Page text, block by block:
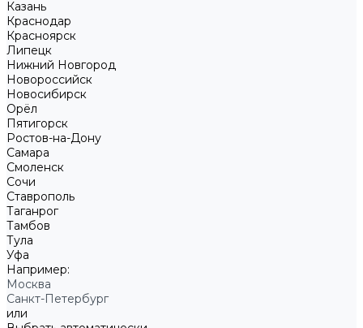
Казань
Краснодар
Красноярск
Липецк
Нижний Новгород
Новороссийск
Новосибирск
Орёл
Пятигорск
Ростов-на-Дону
Самара
Смоленск
Сочи
Ставрополь
Таганрог
Тамбов
Тула
Уфа
Например:
Москва
Санкт-Петербург
или